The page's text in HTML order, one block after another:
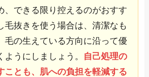
、できる限り控えるのがおすす
毛抜きを使う場合は、清潔なも
毛の生えている方向に沿って優
ようにしましょう。 自己処理の
ことも、肌への負担を軽減する